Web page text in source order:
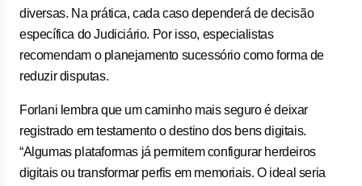
diversas. Na prática, cada caso dependerá de decisão
específica do Judiciário. Por isso, especialistas
recomendam o planejamento sucessório como forma de
reduzir disputas.
Forlani lembra que um caminho mais seguro é deixar
registrado em testamento o destino dos bens digitais.
“Algumas plataformas já permitem configurar herdeiros
digitais ou transformar perfis em memoriais. O ideal seria